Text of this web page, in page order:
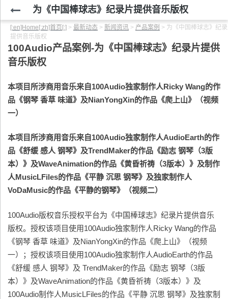
为《中国棒球志》纪录片提供音乐版权
[:en]Home[:zh]首页[:] > 最新动态 > 新闻资讯 > 产品案例 > 为《中国棒球志》纪
提供音乐版权
100Audio产品案例-为《中国棒球志》纪录片提供
音乐版权
本项目所涉商用音乐来自100Audio独家制作人Ricky Wang的作
品《钢琴 香草 味道》 及NianYongXin的作品《爬上山》 （视频
一）
本项目所涉商用音乐来自100Audio独家制作人AudioEarth的作
品《舒缓 感人 钢琴》 及TrendMaker的作品《励志 钢琴（3版
本）》 及WaveAnimation的作品《黄昏祈祷（3版本）》 及制作
人MusicLFiles的作品《平静 沉思 钢琴》 及独家制作人
VoDaMusic的作品《平静的钢琴》 （视频二）
100Audio版权音乐授权平台为《中国棒球志》纪录片提供音乐
版权。授权该项目使用100Audio独家制作人Ricky Wang的作品
《钢琴 香草 味道》及NianYongXin的作品《爬上山》（视频
一）；授权该项目使用100Audio独家制作人AudioEarth的作品
《舒缓 感人 钢琴》及 TrendMaker的作品《励志 钢琴（3版
本）》及WaveAnimation的作品《黄昏祈祷（3版本）》及
100Audio制作人MusicLFiles的作品《平静 沉思 钢琴》及独家制